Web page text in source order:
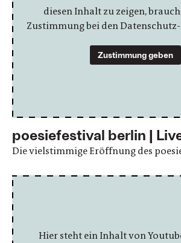
diesen Inhalt zu zeigen,
Zustimmung bei den
Zustimmung geben
poesiefestival berlin |
Die vielstimmige Eröffnung des
Hier steht ein Inhalt von